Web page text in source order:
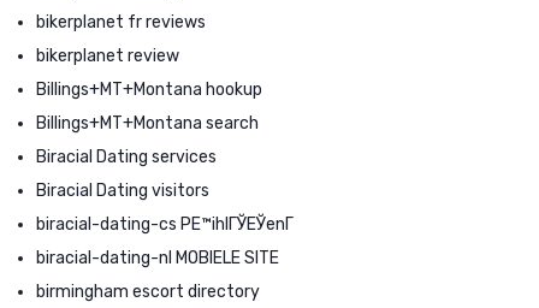
bikerplanet fr reviews
bikerplanet review
Billings+MT+Montana hookup
Billings+MT+Montana search
Biracial Dating services
Biracial Dating visitors
biracial-dating-cs PЕ™ihlГЎЕЎenГ­
biracial-dating-nl MOBIELE SITE
birmingham escort directory